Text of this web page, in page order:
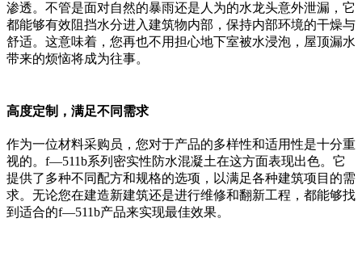
渗透。不管是面对自然的暴雨还是人为的水龙头意外泄漏，它
都能够有效阻挡水分进入建筑物内部，保持内部环境的干燥与
舒适。这意味着，您再也不用担心地下室被水浸泡，屋顶漏水
带来的烦恼将成为往事。
高度定制，满足不同需求
作为一位材料采购员，您对于产品的多样性和适用性是十分重
视的。f—511b系列密实性防水混凝土在这方面表现出色。它
提供了多种不同配方和规格的选项，以满足各种建筑项目的需
求。无论您在建造新建筑还是进行维修和翻新工程，都能够找
到适合的f—511b产品来实现最佳效果。